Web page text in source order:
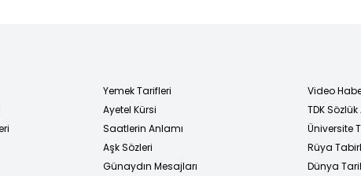
Yemek Tarifleri
Ayetel Kürsi
Saatlerin Anlamı
Aşk Sözleri
Günaydın Mesajları
Video
TDK
Üniversite
Rüya
Dünya